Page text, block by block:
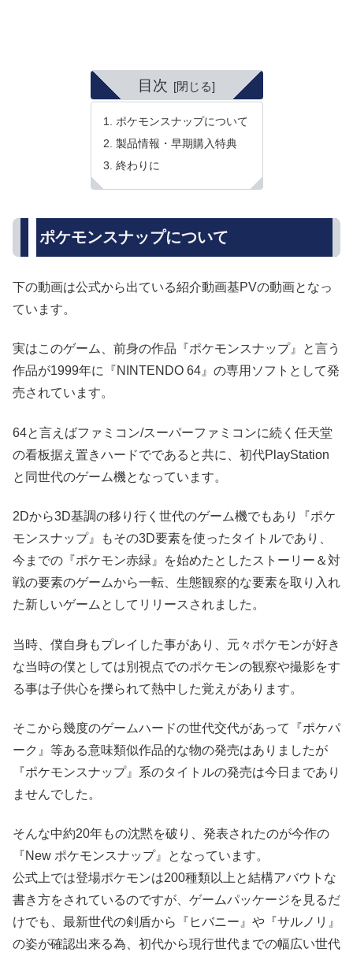
目次
ポケモンスナップについて
製品情報・早期購入特典
終わりに
ポケモンスナップについて
下の動画は公式から出ている紹介動画基PVの動画となっ
ています。
実はこのゲーム、前身の作品『ポケモンスナップ』と言う
作品が1999年に『NINTENDO 64』の専用ソフトとして発
売されています。
64と言えばファミコン/スーパーファミコンに続く任天堂
の看板据え置きハードでであると共に、初代PlayStation
と同世代のゲーム機となっています。
2Dから3D基調の移り行く世代のゲーム機でもあり『ポケ
モンスナップ』もその3D要素を使ったタイトルであり、
今までの『ポケモン赤緑』を始めたとしたストーリー＆対
戦の要素のゲームから一転、生態観察的な要素を取り入れ
た新しいゲームとしてリリースされました。
当時、僕自身もプレイした事があり、元々ポケモンが好き
な当時の僕としては別視点でのポケモンの観察や撮影をす
る事は子供心を擽られて熱中した覚えがあります。
そこから幾度のゲームハードの世代交代があって『ポケパ
ーク』等ある意味類似作品的な物の発売はありましたが
『ポケモンスナップ』系のタイトルの発売は今日まであり
ませんでした。
そんな中約20年もの沈黙を破り、発表されたのが今作の
『New ポケモンスナップ』となっています。
公式上では登場ポケモンは200種類以上と結構アバウトな
書き方をされているのですが、ゲームパッケージを見るだ
けでも、最新世代の剣盾から『ヒバニー』や『サルノリ』
の姿が確認出来る為、初代から現行世代までの幅広い世代